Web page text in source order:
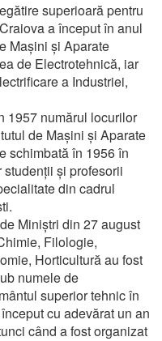
superioară pentru
a început în anul
Maşini şi Aparate
de Electrotehnică, iar
a Industriei,
1957 numărul locurilor
de Maşini şi Aparate
schimbată în 1956 în
studenţii şi profesorii
din cadrul
Miniştri din 27 august
Filologie,
Horticultură au fost
numele de
superior tehnic în
cu adevărat un an
când a fost organizat